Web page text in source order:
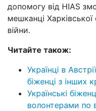
допомогу від HIAS
мешканці
війни.
Читайте також:
Українці в
біженці з інших
Українські
волонтерами по